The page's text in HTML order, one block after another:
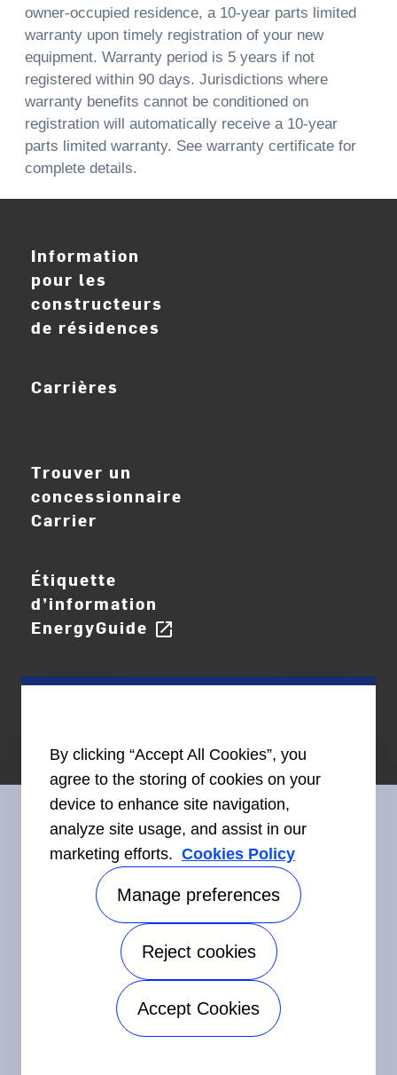
owner-occupied residence, a 10-year parts limited
warranty upon timely registration of your new
equipment. Warranty period is 5 years if not
registered within 90 days. Jurisdictions where
warranty benefits cannot be conditioned on
registration will automatically receive a 10-year
parts limited warranty. See warranty certificate for
complete details.
Information
pour les
constructeurs
de résidences
Carrières
Trouver un
concessionnaire
Carrier
Étiquette
d’information
EnergyGuide open_in_new
Restez en contact avec nous
©2026 Carrier. Tous droits réservés. Accessibilité
Avis sur la confidentialité Conditions d'utilisation
Plan de site Manage preferences
By clicking “Accept All Cookies”, you
agree to the storing of cookies on your
device to enhance site navigation,
analyze site usage, and assist in our
marketing efforts. Cookies Policy
Manage preferences
Reject cookies
Accept Cookies